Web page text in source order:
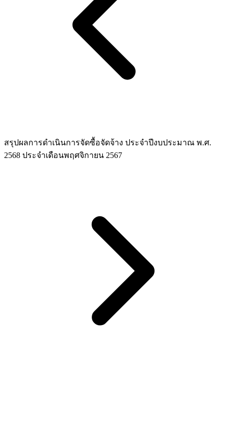
สรุปผลการดำเนินการจัดซื้อจัดจ้าง ประจำปีงบประมาณ พ.ศ.
2568 ประจำเดือนพฤศจิกายน 2567